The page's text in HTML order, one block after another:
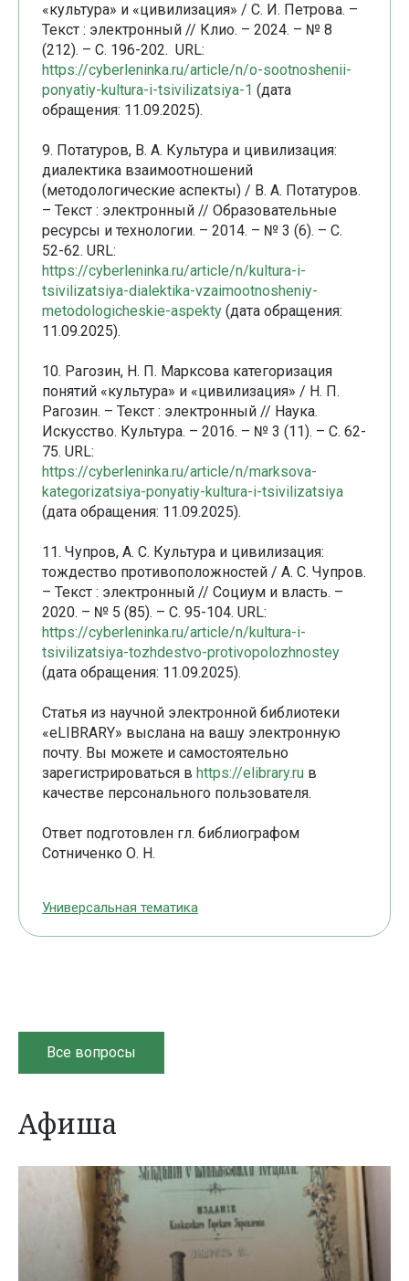
«культура» и «цивилизация» / С. И. Петрова. –
Текст : электронный // Клио. – 2024. – № 8
(212). – С. 196-202. URL:
https://cyberleninka.ru/article/n/o-sootnoshenii-
ponyatiy-kultura-i-tsivilizatsiya-1 (дата
обращения: 11.09.2025).
9. Потатуров, В. А. Культура и цивилизация:
диалектика взаимоотношений
(методологические аспекты) / В. А. Потатуров.
– Текст : электронный // Образовательные
ресурсы и технологии. – 2014. – № 3 (6). – С.
52-62. URL:
https://cyberleninka.ru/article/n/kultura-i-
tsivilizatsiya-dialektika-vzaimootnosheniy-
metodologicheskie-aspekty (дата обращения:
11.09.2025).
10. Рагозин, Н. П. Марксова категоризация
понятий «культура» и «цивилизация» / Н. П.
Рагозин. – Текст : электронный // Наука.
Искусство. Культура. – 2016. – № 3 (11). – С. 62-
75. URL:
https://cyberleninka.ru/article/n/marksova-
kategorizatsiya-ponyatiy-kultura-i-tsivilizatsiya
(дата обращения: 11.09.2025).
11. Чупров, А. С. Культура и цивилизация:
тождество противоположностей / А. С. Чупров.
– Текст : электронный // Социум и власть. –
2020. – № 5 (85). – С. 95-104. URL:
https://cyberleninka.ru/article/n/kultura-i-
tsivilizatsiya-tozhdestvo-protivopolozhnostey
(дата обращения: 11.09.2025).
Статья из научной электронной библиотеки
«eLIBRARY» выслана на вашу электронную
почту. Вы можете и самостоятельно
зарегистрироваться в https://elibrary.ru в
качестве персонального пользователя.
Ответ подготовлен гл. библиографом
Сотниченко О. Н.
Универсальная тематика
Все вопросы
Афиша